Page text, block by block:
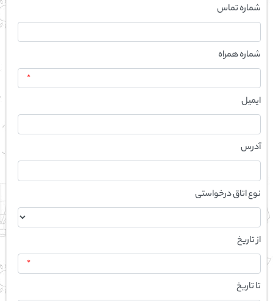
شماره تماس
شماره همراه
*
ایمیل
آدرس
نوع اتاق درخواستی
از تاریخ
*
تا تاریخ